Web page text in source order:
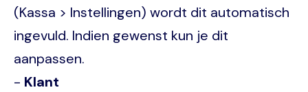
(Kassa > Instellingen) wordt dit automatisch
ingevuld. Indien gewenst kun je dit
aanpassen.
- Klant